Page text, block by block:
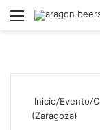
Menú
Inicio/Evento/
(Zaragoza)